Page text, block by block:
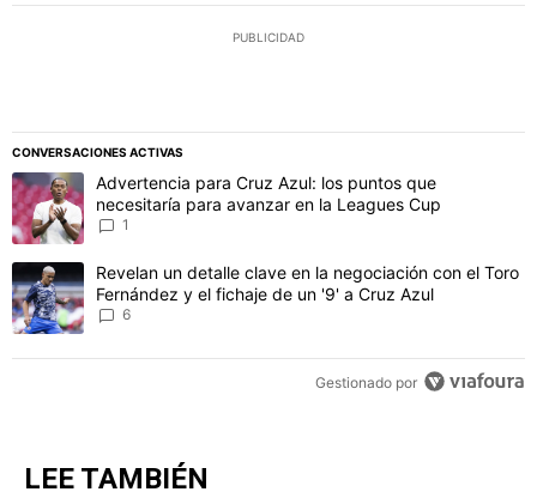
PUBLICIDAD
CONVERSACIONES ACTIVAS
Este listado muestra los artículos con más comentarios en los
Un artículo de tendencia con el título "Advertencia para Cruz
Advertencia para Cruz Azul: los puntos que
necesitaría para avanzar en la Leagues Cup
1
Un artículo de tendencia con el título "Revelan un detalle clave
Revelan un detalle clave en la negociación con el Toro
Fernández y el fichaje de un '9' a Cruz Azul
6
Gestionado por
LEE TAMBIÉN